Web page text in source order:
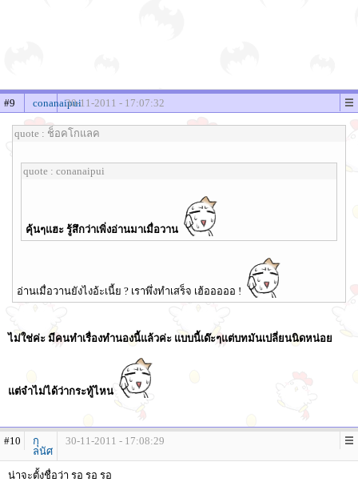
#9 conanaipui30-11-2011 - 17:07:32
quote : ช็อคโกแลค
quote : conanaipui
คุ้นๆแฮะ รู้สึกว่าเพิ่งอ่านมาเมื่อวาน
อ่านเมื่อวานยังไงอ้ะเนี้ย ? เราพึ่งทำเสร็จ เฮ้อออออ !
ไม่ใช่ค่ะ มีคนทำเรื่องทำนองนี้แล้วค่ะ แบบนี้เด๊ะๆแต่บทมันเปลี่ยนนิดหน่อย
แต่จำไม่ได้ว่ากระทู้ไหน
#10
กุ
ลนัศ
30-11-2011 - 17:08:29
น่าจะตั้งชื่อว่า รอ รอ รอ